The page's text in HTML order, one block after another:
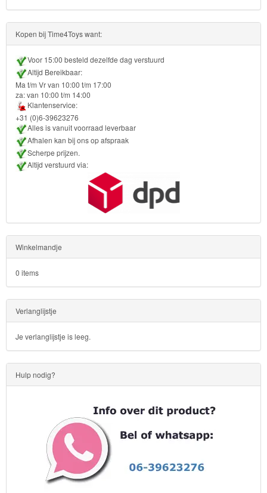
Planes
Sofia
het
prinsesje
Barbie
Bob
de
bouwer
Star
Wars
Skylanders
Superman
Toy
Story
Trolls
Transformers
School
Kopen bij Time4Toys want:
Voor 15:00 besteld dezelfde dag verstuurd
Altijd Bereikbaar:
Ma t/m Vr van 10:00 t/m 17:00
za: van 10:00 t/m 14:00
Klantenservice:
+31 (0)6-39623276
Alles is vanuit voorraad leverbaar
Afhalen kan bij ons op afspraak
Scherpe prijzen.
Altijd verstuurd via:
Winkelmandje
0 items
Verlanglijstje
Je verlanglijstje is leeg.
Hulp nodig?